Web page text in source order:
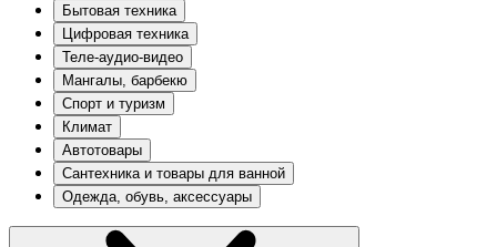
Бытовая техника
Цифровая техника
Теле-аудио-видео
Мангалы, барбекю
Спорт и туризм
Климат
Автотовары
Сантехника и товары для ванной
Одежда, обувь, аксессуары